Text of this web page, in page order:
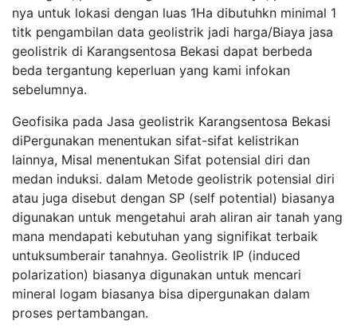
nya untuk lokasi dengan luas 1Ha dibutuhkn minimal 1
titk pengambilan data geolistrik jadi harga/Biaya jasa
geolistrik di Karangsentosa Bekasi dapat berbeda
beda tergantung keperluan yang kami infokan
sebelumnya.
Geofisika pada Jasa geolistrik Karangsentosa Bekasi
diPergunakan menentukan sifat-sifat kelistrikan
lainnya, Misal menentukan Sifat potensial diri dan
medan induksi. dalam Metode geolistrik potensial diri
atau juga disebut dengan SP (self potential) biasanya
digunakan untuk mengetahui arah aliran air tanah yang
mana mendapati kebutuhan yang signifikat terbaik
untuksumberair tanahnya. Geolistrik IP (induced
polarization) biasanya digunakan untuk mencari
mineral logam biasanya bisa dipergunakan dalam
proses pertambangan.